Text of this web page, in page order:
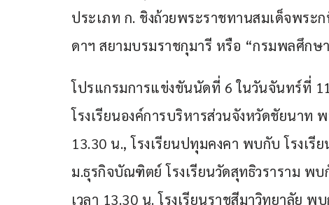
ประเภท ก. ชิงถ้วยพระราชทานสมเด็จพระ
ดาฯ สยามบรมราชกุมารี หรือ “กรมพลศึกษ
โปรแกรมการแข่งขันนัดที่ 6 ในวันจันทร์ที่
โรงเรียนองค์การบริหารส่วนจังหวัดชัยนาท
13.30 น., โรงเรียนปทุมคงคา พบกับ โรงเรี
ม.ธุรกิจบัณฑิตย์ โรงเรียนวัดสุทธิวราราม พ
เวลา 13.30 น. โรงเรียนราชสีมาวิทยาลัย